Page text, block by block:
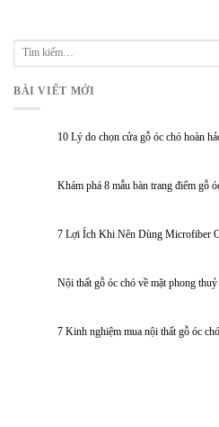
BÀI VIẾT MỚI
10 Lý do chọn cửa gỗ óc chó hoàn
Khám phá 8 mẫu bàn trang điểm gỗ
7 Lợi Ích Khi Nên Dùng Microfiber
Nội thất gỗ óc chó về mặt phong thuỷ
7 Kinh nghiệm mua nội thất gỗ óc